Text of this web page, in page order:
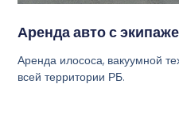
Аренда авто с
Аренда илососа, вакуумной
всей территории РБ.